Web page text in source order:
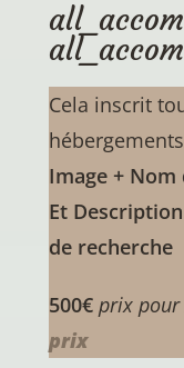
Cela inscrit
hébergements
Image + Nom
Et
de recherche
500€ prix pour
prix